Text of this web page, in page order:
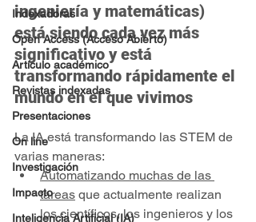
Indexadoras
Open Access (Acceso Abierto)
Artículo académico
Revistas indexadas
Presentaciones
On line
Investigación
Impacto
Inteligencia Artificial (IA)
ingeniería y matemáticas)
está siendo cada vez más
significativo y está
transformando rápidamente el
mundo en el que vivimos
La IA está transformando las STEM de
varias maneras:
Automatizando muchas de las
tareas que actualmente realizan
los científicos, los ingenieros y los